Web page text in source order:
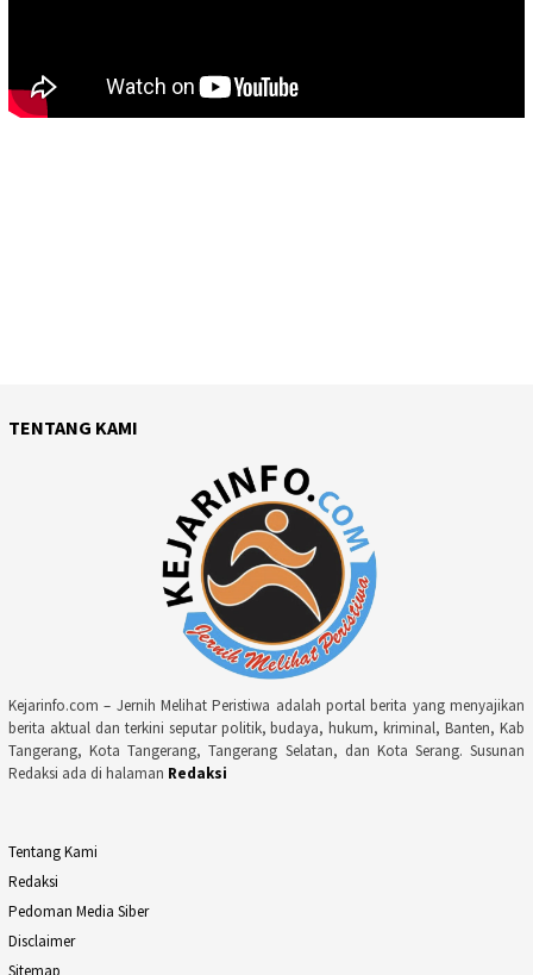
TENTANG KAMI
Kejarinfo.com – Jernih Melihat Peristiwa adalah portal berita yang menyajikan
berita aktual dan terkini seputar politik, budaya, hukum, kriminal, Banten, Kab
Tangerang, Kota Tangerang, Tangerang Selatan, dan Kota Serang. Susunan
Redaksi ada di halaman Redaksi
Tentang Kami
Redaksi
Pedoman Media Siber
Disclaimer
Sitemap